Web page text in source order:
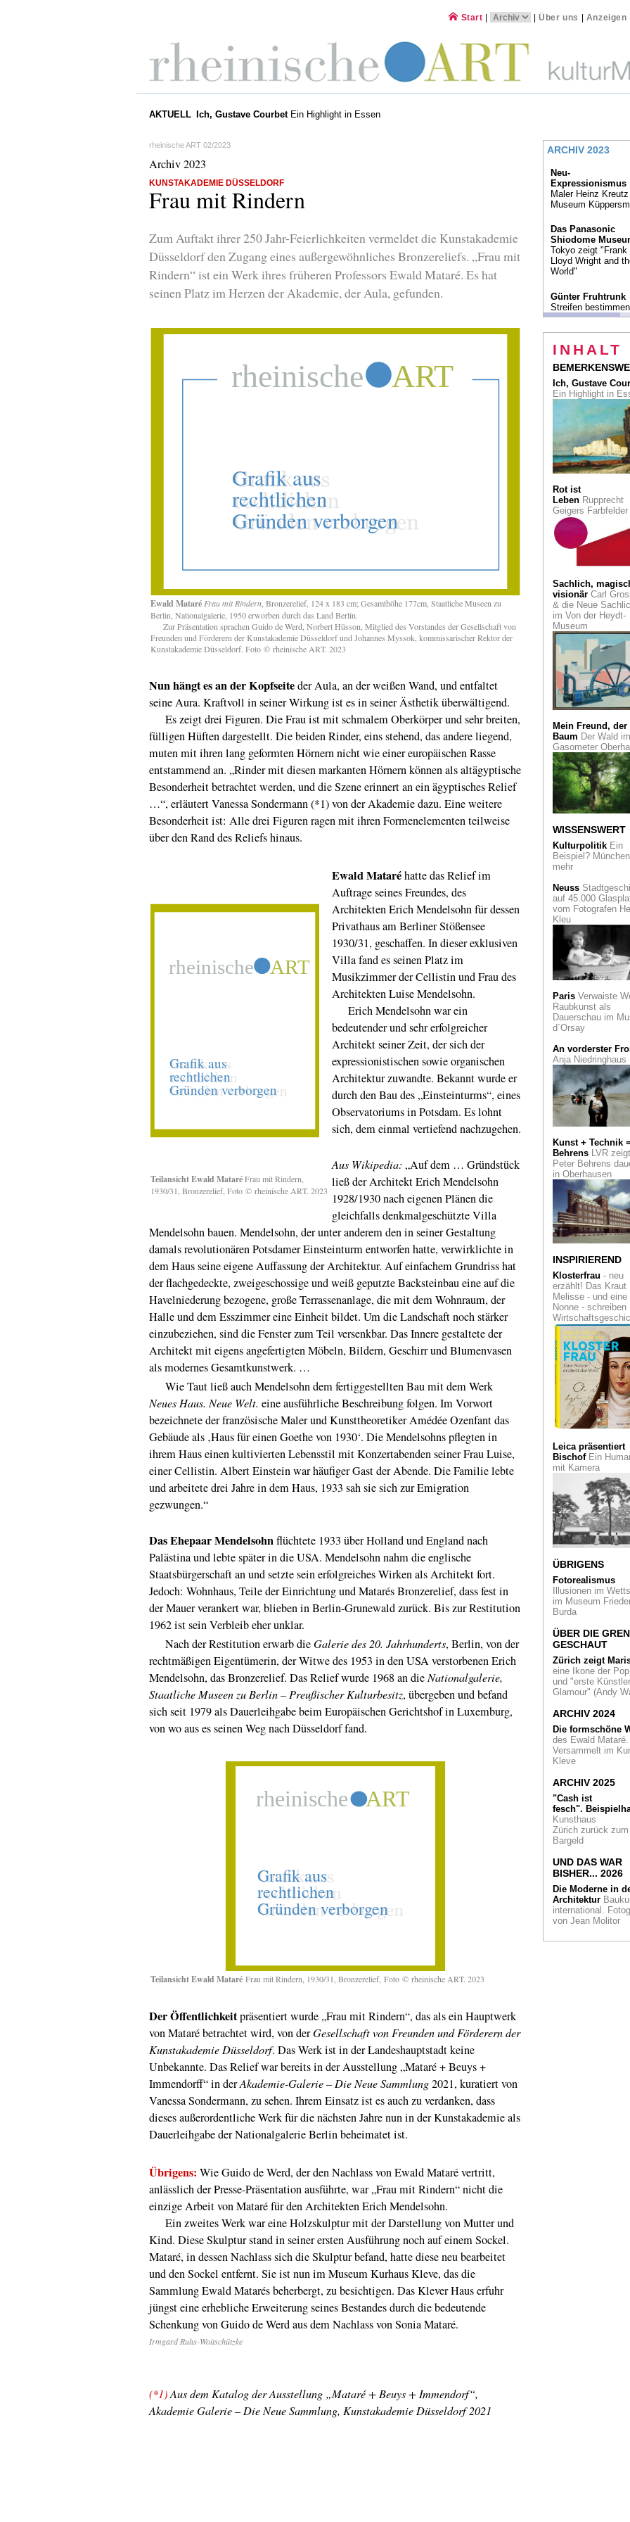
Start |Über uns Anzeigen
AKTUELL Ich, Gustave CourbetEin Highlight in Essen
rheinische ART 02/2023
Archiv 2023
KUNSTAKADEMIE DÜSSELDORF
Frau mit Rindern
Zum Auftakt ihrer 250 Jahr-Feierlichkeiten vermeldet die Kunstakademie
Düsseldorf den Zugang eines außergewöhnliches Bronzereliefs. „Frau mit
Rindern“ ist ein Werk ihres früheren Professors Ewald Mataré. Es hat
seinen Platz im Herzen der Akademie, der Aula, gefunden.
Ewald Mataré Frau mit Rindern , Bronzerelief, 124 x 183 cm; Gesamthöhe 177cm, Staatliche Museen zu
Berlin, Nationalgalerie, 1950 erworben durch das Land Berlin.
Zur Präsentation sprachen Guido de Werd, Norbert Hüsson, Mitglied des Vorstandes der Gesellschaft von
Freunden und Förderern der Kunstakademie Düsseldorf und Johannes Myssok, kommissarischer Rektor der
Kunstakademie Düsseldorf. Foto © rheinische ART. 2023
Nun hängt es an der Kopfseiteder Aula, an der weißen Wand, und entfaltet
seine Aura. Kraftvoll in seiner Wirkung ist es in seiner Ästhetik überwältigend.
Es zeigt drei Figuren. Die Frau ist mit schmalem Oberkörper und sehr breiten,
fülligen Hüften dargestellt. Die beiden Rinder, eins stehend, das andere liegend,
muten mit ihren lang geformten Hörnern nicht wie einer europäischen Rasse
entstammend an. „Rinder mit diesen markanten Hörnern können als altägyptische
Besonderheit betrachtet werden, und die Szene erinnert an ein ägyptisches Relief
…“, erläutert Vanessa Sondermann (*1) von der Akademie dazu. Eine weitere
Besonderheit ist: Alle drei Figuren ragen mit ihren Formenelementen teilweise
über den Rand des Reliefs hinaus.
Teilansicht Ewald MataréFrau mit Rindern,
1930/31, Bronzerelief, Foto © rheinische ART. 2023
Ewald Mataréhatte das Relief im
Auftrage seines Freundes, des
Architekten Erich Mendelsohn für dessen
Privathaus am Berliner Stößensee
1930/31, geschaffen. In dieser exklusiven
Villa fand es seinen Platz im
Musikzimmer der Cellistin und Frau des
Architekten Luise Mendelsohn.
Erich Mendelsohn war ein
bedeutender und sehr erfolgreicher
Architekt seiner Zeit, der sich der
expressionistischen sowie organischen
Architektur zuwandte. Bekannt wurde er
durch den Bau des „Einsteinturms“, eines
Observatoriums in Potsdam. Es lohnt
sich, dem einmal vertiefend nachzugehen.
Aus Wikipedia: „Auf dem … Gründstück
ließ der Architekt Erich Mendelsohn
1928/1930 nach eigenen Plänen die
gleichfalls denkmalgeschützte Villa
Mendelsohn bauen. Mendelsohn, der unter anderem den in seiner Gestaltung
damals revolutionären Potsdamer Einsteinturm entworfen hatte, verwirklichte in
dem Haus seine eigene Auffassung der Architektur. Auf einfachem Grundriss hat
der flachgedeckte, zweigeschossige und weiß geputzte Backsteinbau eine auf die
Havelniederung bezogene, große Terrassenanlage, die mit dem Wohnraum, der
Halle und dem Esszimmer eine Einheit bildet. Um die Landschaft noch stärker
einzubeziehen, sind die Fenster zum Teil versenkbar. Das Innere gestaltete der
Architekt mit eigens angefertigten Möbeln, Bildern, Geschirr und Blumenvasen
als modernes Gesamtkunstwerk. …
Wie Taut ließ auch Mendelsohn dem fertiggestellten Bau mit dem Werk
Neues Haus. Neue Welt. eine ausführliche Beschreibung folgen. Im Vorwort
bezeichnete der französische Maler und Kunsttheoretiker Amédée Ozenfant das
Gebäude als ‚Haus für einen Goethe von 1930‘. Die Mendelsohns pflegten in
ihrem Haus einen kultivierten Lebensstil mit Konzertabenden seiner Frau Luise,
einer Cellistin. Albert Einstein war häufiger Gast der Abende. Die Familie lebte
und arbeitete drei Jahre in dem Haus, 1933 sah sie sich zur Emigration
gezwungen.“
Das Ehepaar Mendelsohnflüchtete 1933 über Holland und England nach
Palästina und lebte später in die USA. Mendelsohn nahm die englische
Staatsbürgerschaft an und setzte sein erfolgreiches Wirken als Architekt fort.
Jedoch: Wohnhaus, Teile der Einrichtung und Matarés Bronzerelief, dass fest in
der Mauer verankert war, blieben in Berlin-Grunewald zurück. Bis zur Restitution
1962 ist sein Verbleib eher unklar.
Nach der Restitution erwarb dieGalerie des 20. Jahrhunderts, Berlin, von der
rechtmäßigen Eigentümerin, der Witwe des 1953 in den USA verstorbenen Erich
Mendelsohn, das Bronzerelief. Das Relief wurde 1968 an dieNationalgalerie,
Staatliche Museen zu Berlin – Preußischer Kulturbesitz, übergeben und befand
sich seit 1979 als Dauerleihgabe beim Europäischen Gerichtshof in Luxemburg,
von wo aus es seinen Weg nach Düsseldorf fand.
Teilansicht Ewald Mataré Frau mit Rindern, 1930/31, Bronzerelief, Foto © rheinische ART. 2023
Der Öffentlichkeitpräsentiert wurde „Frau mit Rindern“, das als ein Hauptwerk
von Mataré betrachtet wird, von derGesellschaft von Freunden und Förderern der
Kunstakademie Düsseldorf. Das Werk ist in der Landeshauptstadt keine
Unbekannte. Das Relief war bereits in der Ausstellung „Mataré + Beuys +
Immendorff“ in derAkademie-Galerie – Die Neue Sammlung2021, kuratiert von
Vanessa Sondermann, zu sehen. Ihrem Einsatz ist es auch zu verdanken, dass
dieses außerordentliche Werk für die nächsten Jahre nun in der Kunstakademie als
Dauerleihgabe der Nationalgalerie Berlin beheimatet ist.
Übrigens: Wie Guido de Werd, der den Nachlass von Ewald Mataré vertritt,
anlässlich der Presse-Präsentation ausführte, war „Frau mit Rindern“ nicht die
einzige Arbeit von Mataré für den Architekten Erich Mendelsohn.
Ein zweites Werk war eine Holzskulptur mit der Darstellung von Mutter und
Kind. Diese Skulptur stand in seiner ersten Ausführung noch auf einem Sockel.
Mataré, in dessen Nachlass sich die Skulptur befand, hatte diese neu bearbeitet
und den Sockel entfernt. Sie ist nun im Museum Kurhaus Kleve, das die
Sammlung Ewald Matarés beherbergt, zu besichtigen. Das Klever Haus erfuhr
jüngst eine erhebliche Erweiterung seines Bestandes durch die bedeutende
Schenkung von Guido de Werd aus dem Nachlass von Sonia Mataré.
Irmgard Ruhs-Woitschützke
(*1)Aus dem Katalog der Ausstellung „Mataré + Beuys + Immendorf“,
Akademie Galerie – Die Neue Sammlung, Kunstakademie Düsseldorf 2021
ARCHIV 2023
Neu-
Expressionismus
Maler Heinz
Museum
Das Panasonic
Shiodome
Tokyo zeigt "Frank
Lloyd Wright and
World"
Günter Fruhtrunk
Streifen bestimmen
sein Œuvre. Eine
Der Nullnummer
folgte die
Erfolgsgeschichte
Neuß-
Zeitung wird 150
Immanuel Kant in
Bonn"Habe Mut,
deines eigenen
Verstandes zu
bedienen!"
Ulrich Rückriembei
Mies in Berlin
AuktionDie Jagd
Werk mit
Charity-Auktion
Red Dot Design-
Museums auf
Sigmar Polke
Nein, denn "Höhere
Wesen befehlen".
Ausstellung im
Morsbroich
Alles auf Einmal
Bundeskunsthalle
GraffitiNaegeli und
„Magic“ Räke im
Bunker in
Expedition
Kunst unter dem
Mikroskop im
Wallraf Richartz-
Pablo Picasso und
Von der Heydt-
präsentiert die
Weltkünstler
gemeinsam
Kochen Putzen
SorgenCare-Arbeit
der Kunst. Eine
Ausstellung im
Bottrop
Nachhaltigkeit
Mobilität in Monaco
Art Cologne Mit
Besuchern
sich die
einem schwierigen
Umfeld
Gelesen
Die
der Seidenstraße
Apropos Visionär
Fotografien von
H. Baumann im
Köln
For ever young
Erinna König im
Heydt-Museum
Wuppertal
Zeitgenössisch
Maier in der Langen
Foundation:
und Drama
CreamcheeseDer
legendäre Club von
Günther Uecker
im Kunstpalast zu
neuem Leben
Genialer
Chaïm Soutine,
der Moderne, in der
Kunstsammlung
Feines aus dem
Silberzeitalter
im Ostasiatischen
Museum Köln
Auf ZollvereinDie
Kunstmesse C.A.R
contemporary art
lädt ein
Abstrakt, aber
Bart van der Leck
der Raketenstation
Insel Hombroich
Camps,
Sekundenkleber -
Museum
Deutsches
in NRWDie
der
stehen fest
Made in Paris
im Druck
Notfallcontainer für
Kunst und
FußballIm Ruhr
Museum ein
Aufschrei des
im Max Ernst
Brühl
Neue
INHALT
Ich, Gustave
Ein Highlight in
Rot ist
LebenRupprecht
Geigers Farbfelder
Sachlich,
visionärCarl
& die Neue
im Von der Heydt-
Museum
Mein Freund, der
Baum Der Wald im
Gasometer
WISSENSWERT
KulturpolitikEin
Beispiel?
mehr
Neuss
auf 45.000
vom Fotografen
Kleu
ParisVerwaiste
Raubkunst als
Dauerschau im
d`Orsay
An vorderster
Anja Niedringhaus
Kunst + Technik =
BehrensLVR zeigt
Peter Behrens
in Oberhausen
INSPIRIEREND
Klosterfrau - neu
erzählt! Das Kraut
Melisse - und eine
Nonne - schreiben
Leica präsentiert
BischofEin
mit Kamera
ÜBRIGENS
Fotorealismus
Illusionen im
im Museum
Burda
ÜBER DIE
GESCHAUT
Zürich zeigt
eine Ikone der
und "erste
Glamour" (Andy
ARCHIV 2024
Die formschöne
des Ewald Mataré.
Versammelt im
Kleve
ARCHIV 2025
"Cash ist
fesch".
Kunsthaus
Zürich zurück zum
Bargeld
UND DAS WAR
BISHER... 2026
Die Moderne in
Architektur
international.
von Jean Molitor